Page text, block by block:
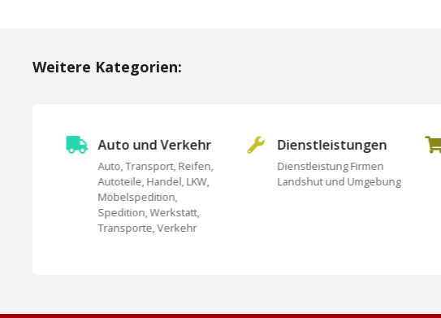
t
Weitere Kategorien:
Auto und Verkehr
Auto, Transport, Reifen,
Autoteile, Handel, LKW,
Möbelspedition,
Spedition, Werkstatt,
Transporte, Verkehr
Dienstleistungen
Dienstleistung Firmen
Landshut und Umgebung